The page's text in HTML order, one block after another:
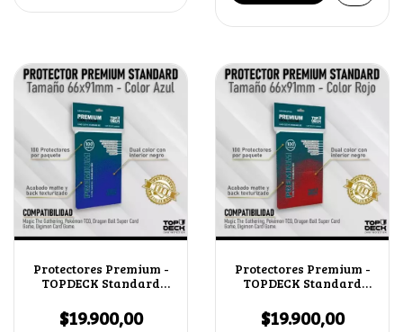
Protectores Premium -
TOPDECK Standard
$19.900,00
Protectores Premium -
TOPDECK Standard
$19.900,00